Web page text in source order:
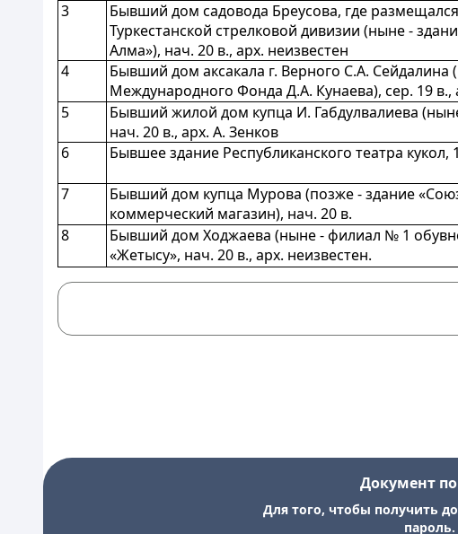
3
Бывший дом садовода Бреусова, где
Туркестанской стрелковой дивизии (ныне -
Алма»), нач. 20 в., арх. неизвестен
4
Бывший дом аксакала г. Верного С.А. Сейдалина
Международного Фонда Д.А. Кунаева), сер. 19 в.,
5
Бывший жилой дом купца И. Габдулвалиева
нач. 20 в., арх. А. Зенков
6
Бывшее здание Республиканского театра кукол,
7
Бывший дом купца Мурова (позже - здание
коммерческий магазин), нач. 20 в.
8
Бывший дом Ходжаева (ныне - филиал № 1
«Жетысу», нач. 20 в., арх. неизвестен.
Документ
Для того, чтобы получить